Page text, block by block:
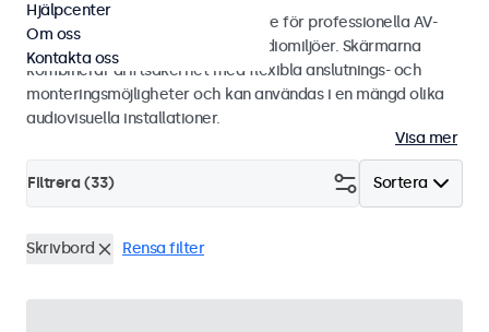
Bild- och touchskärmar utvecklade för professionella AV-
integratörer och användning i studiomiljöer. Skärmarna
kombinerar driftsäkerhet med flexibla anslutnings- och
monteringsmöjligheter och kan användas i en mängd olika
audiovisuella installationer.
Visa mer
Sortera
Filtrera (33)
Skrivbord Rensa filter
Hjälpcenter
Om oss
Kontakta oss